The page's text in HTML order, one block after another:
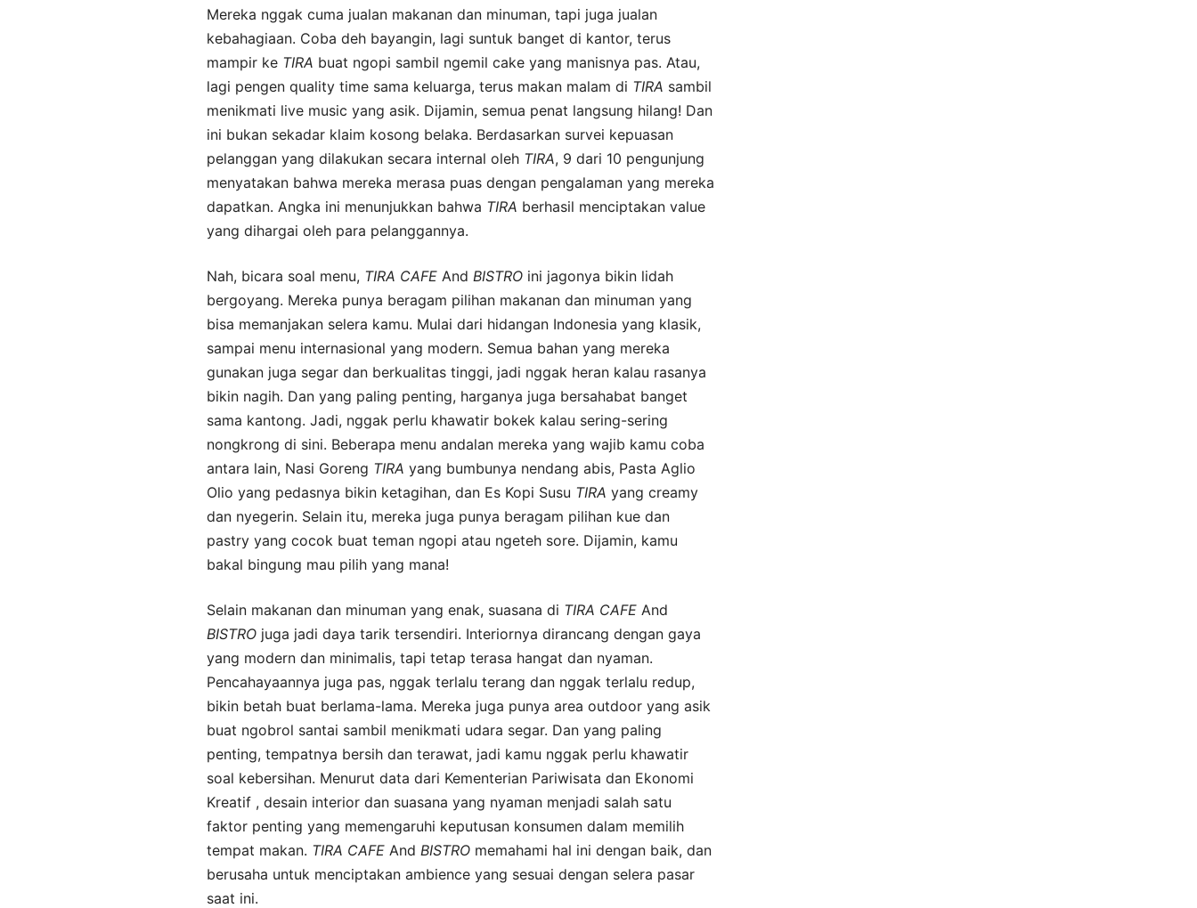
Mereka nggak cuma jualan makanan dan minuman, tapi juga jualan
kebahagiaan. Coba deh bayangin, lagi suntuk banget di kantor, terus
mampir ke TIRA buat ngopi sambil ngemil cake yang manisnya pas. Atau,
lagi pengen quality time sama keluarga, terus makan malam di TIRA sambil
menikmati live music yang asik. Dijamin, semua penat langsung hilang! Dan
ini bukan sekadar klaim kosong belaka. Berdasarkan survei kepuasan
pelanggan yang dilakukan secara internal oleh TIRA, 9 dari 10 pengunjung
menyatakan bahwa mereka merasa puas dengan pengalaman yang mereka
dapatkan. Angka ini menunjukkan bahwa TIRA berhasil menciptakan value
yang dihargai oleh para pelanggannya.
Nah, bicara soal menu, TIRA CAFE And BISTRO ini jagonya bikin lidah
bergoyang. Mereka punya beragam pilihan makanan dan minuman yang
bisa memanjakan selera kamu. Mulai dari hidangan Indonesia yang klasik,
sampai menu internasional yang modern. Semua bahan yang mereka
gunakan juga segar dan berkualitas tinggi, jadi nggak heran kalau rasanya
bikin nagih. Dan yang paling penting, harganya juga bersahabat banget
sama kantong. Jadi, nggak perlu khawatir bokek kalau sering-sering
nongkrong di sini. Beberapa menu andalan mereka yang wajib kamu coba
antara lain, Nasi Goreng TIRA yang bumbunya nendang abis, Pasta Aglio
Olio yang pedasnya bikin ketagihan, dan Es Kopi Susu TIRA yang creamy
dan nyegerin. Selain itu, mereka juga punya beragam pilihan kue dan
pastry yang cocok buat teman ngopi atau ngeteh sore. Dijamin, kamu
bakal bingung mau pilih yang mana!
Selain makanan dan minuman yang enak, suasana di TIRA CAFE And
BISTRO juga jadi daya tarik tersendiri. Interiornya dirancang dengan gaya
yang modern dan minimalis, tapi tetap terasa hangat dan nyaman.
Pencahayaannya juga pas, nggak terlalu terang dan nggak terlalu redup,
bikin betah buat berlama-lama. Mereka juga punya area outdoor yang asik
buat ngobrol santai sambil menikmati udara segar. Dan yang paling
penting, tempatnya bersih dan terawat, jadi kamu nggak perlu khawatir
soal kebersihan. Menurut data dari Kementerian Pariwisata dan Ekonomi
Kreatif , desain interior dan suasana yang nyaman menjadi salah satu
faktor penting yang memengaruhi keputusan konsumen dalam memilih
tempat makan. TIRA CAFE And BISTRO memahami hal ini dengan baik, dan
berusaha untuk menciptakan ambience yang sesuai dengan selera pasar
saat ini.